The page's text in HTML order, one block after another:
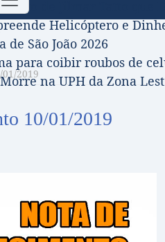
Projeto de Jilmar Tatto
Helicóptero e
de São João 2026
para coibir roubos de
na UPH da Zona
2019
10/01/2019